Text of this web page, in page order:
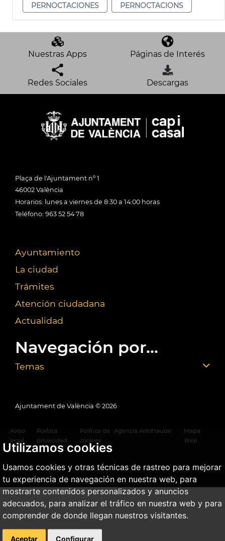
Utilizamos cookies
Usamos cookies y otras técnicas de rastreo para mejorar
tu experiencia de navegación en nuestra web, para
mostrarte contenidos personalizados y anuncios
adecuados, para analizar el tráfico en nuestra web y para
comprender de donde llegan nuestros visitantes.
Aceptar Configurar
PERNOCTACIONES
PERNOCTACIONS
Nuestras Apps Páginas de Interés
Redes Sociales Descargas
Plaça de l'Ajuntament nº 1
46002 València
Horarios: lunes a viernes de 8:30 a 14:00 horas
Teléfono: 963 52 54 78
Ayuntamiento
La ciudad
Trámites
Atención ciudadana
Actualidad
Navegación por...
Temas
Ajuntament de València © 2026
Aviso
legal
Política
privacidad
Política de
cookies
Agencia Antifraude
Mapa
Web